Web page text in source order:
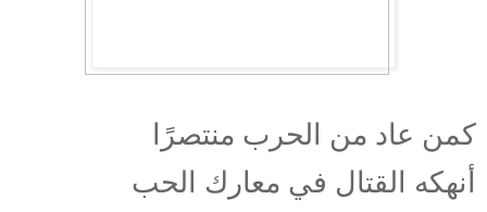
كمن عاد من الحرب منتصرًا
أنهكه القتال في معارك الحب